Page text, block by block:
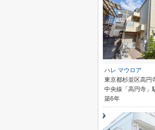
ハレ マウロア
東京都杉並区高円
中央線「高円寺」
築6年